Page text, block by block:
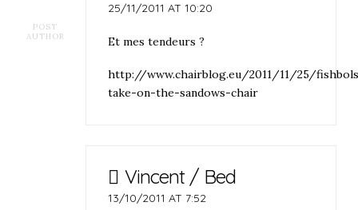
POST
AUTHOR
25/11/2011 AT 10:20
Et mes tendeurs ?
http://www.chairblog.eu/2011/11/25/
take-on-the-sandows-chair
Vincent / Bed
13/10/2011 AT 7:52